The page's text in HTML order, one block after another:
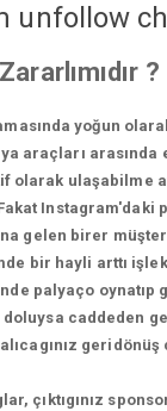
unfollow
?
yoğun
araçları
ulaşabilme
Instagram'daki
gelen birer
bir hayli arttı
palyaço
caddeden
geridönüş
çıktıgınız